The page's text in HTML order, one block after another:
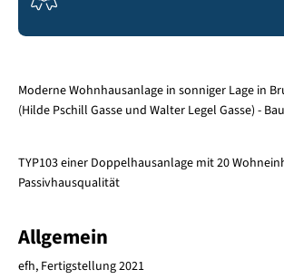
Moderne Wohnhausanlage in sonniger Lage in
(Hilde Pschill Gasse und Walter Legel Gasse) -
TYP103 einer Doppelhausanlage mit 20
Passivhausqualität
Allgemein
efh, Fertigstellung 2021